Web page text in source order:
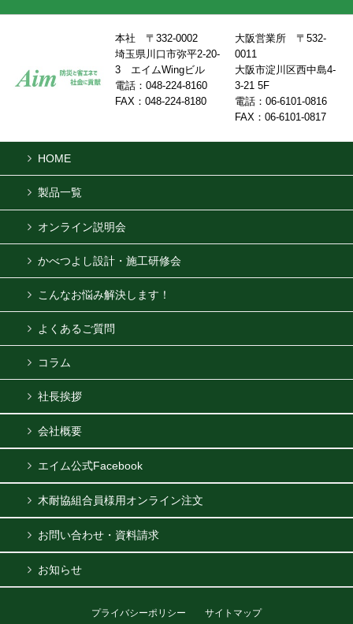
本社 〒332-0002
埼玉県川口市弥平2-20-
3 エイムWingビル
電話：048-224-8160
FAX：048-224-8180
大阪営業所 〒532-
0011
大阪市淀川区西中島4-
3-21 5F
電話：06-6101-0816
FAX：06-6101-0817
HOME
製品一覧
オンライン説明会
かべつよし設計・施工研修会
こんなお悩み解決します！
よくあるご質問
コラム
社長挨拶
会社概要
エイム公式Facebook
木耐協組合員様用オンライン注文
お問い合わせ・資料請求
お知らせ
プライバシーポリシー サイトマップ